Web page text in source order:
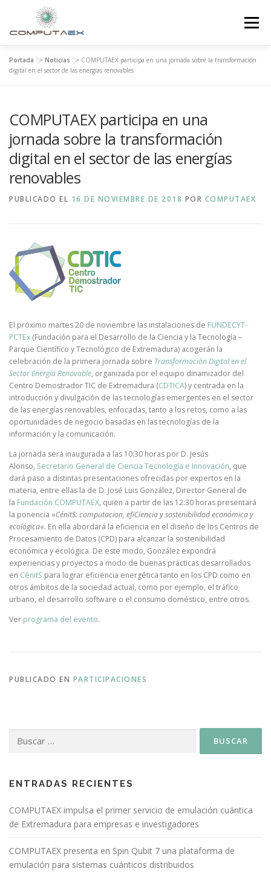
Menú
INICIO LA FUNDACIÓN
SUPERCOMPUTACIÓN NOTICIAS
INVESTIGACIÓN E INNOVACIÓN CONTACTO
Portada >> Noticias >> COMPUTAEX participa en una jornada sobre la transformación
digital en el sector de las energías renovables
COMPUTAEX participa en una
jornada sobre la transformación
digital en el sector de las energías
renovables
PUBLICADO EL 16 DE NOVIEMBRE DE 2018 POR COMPUTAEX
El próximo martes 20 de noviembre las instalaciones de FUNDECYT-
PCTEx (Fundación para el Desarrollo de la Ciencia y la Tecnología –
Parque Científico y Tecnológico de Extremadura) acogerán la
celebración de la primera jornada sobre Transformación Digital en el
Sector Energía Renovable, organizada por el equipo dinamizador del
Centro Demostrador TIC de Extremadura (CDTICA) y centrada en la
introducción y divulgación de las tecnologías emergentes en el sector
de las energías renovables, enfocadas, tanto a los retos, como a las
oportunidades de negocio basadas en las tecnologías de la
información y la comunicación.
La jornada será inaugurada a las 10:30 horas por D. Jesús
Alonso, Secretario General de Ciencia Tecnología e Innovación, que
dará paso a distintas presentaciones ofrecidas por expertos en la
materia, entre ellas la de D. José Luis González, Director General de
la Fundación COMPUTAEX, quien a partir de las 12:30 horas presentará
la ponencia «CénitS: computacion, efiCiencia y sostenibilidad económica y
ecológica«. En ella abordará la eficiencia en el diseño de los Centros de
Procesamiento de Datos (CPD) para alcanzar la sostenibilidad
económica y ecológica. De este modo, González expondrá
experiencias y proyectos a modo de buenas prácticas desarrollados
en CénitS para lograr eficiencia energética tanto en los CPD como en
otros ámbitos de la sociedad actual, como por ejemplo, el tráfico
urbano, el desarrollo software o el consumo doméstico, entre otros.
Ver programa del evento.
PUBLICADO EN PARTICIPACIONES
ENTRADAS RECIENTES
COMPUTAEX impulsa el primer servicio de emulación cuántica
de Extremadura para empresas e investigadores
COMPUTAEX presenta en Spin Qubit 7 una plataforma de
emulación para sistemas cuánticos distribuidos